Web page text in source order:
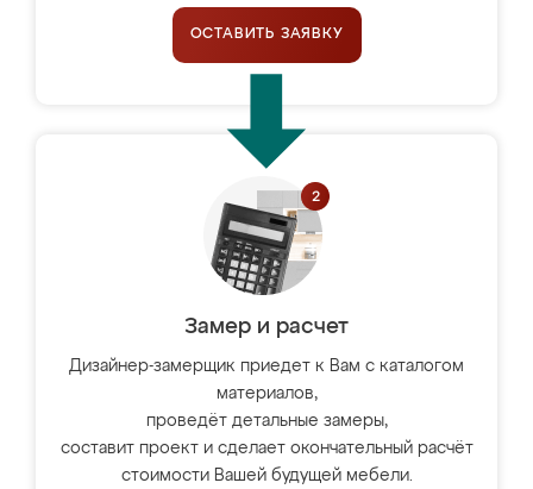
ОСТАВИТЬ ЗАЯВКУ
Замер и расчет
Дизайнер-замерщик приедет к Вам с каталогом
материалов,
проведёт детальные замеры,
составит проект и сделает окончательный расчёт
стоимости Вашей будущей мебели.